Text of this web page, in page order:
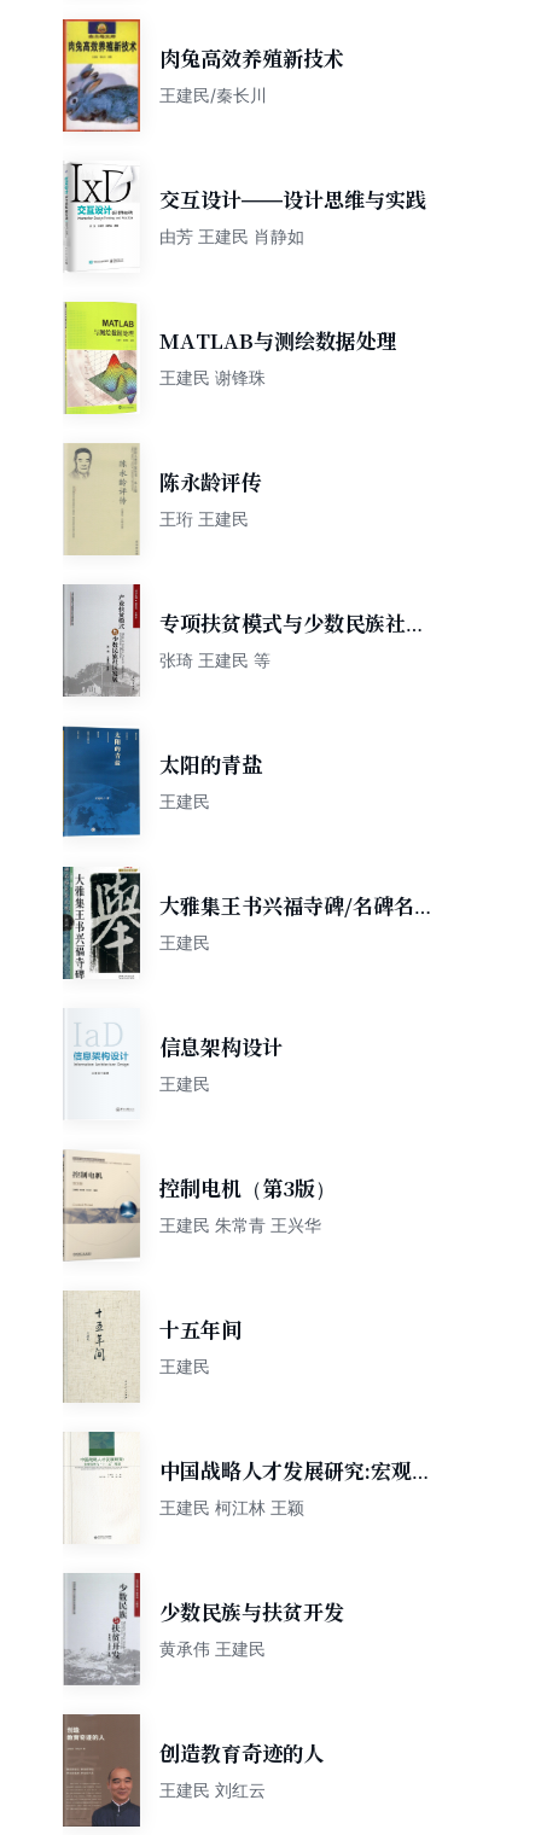
肉兔高效养殖新技术
王建民/秦长川
交互设计――设计思维与实践
由芳 王建民 肖静如
MATLAB与测绘数据处理
王建民 谢锋珠
陈永龄评传
王珩 王建民
专项扶贫模式与少数民族社区
发展研究丛书：产业扶贫模式
张琦 王建民 等
太阳的青盐
王建民
大雅集王书兴福寺碑/名碑名帖
完全大观/大家书院系列
王建民
信息架构设计
王建民
控制电机（第3版）
王建民 朱常青 王兴华
十五年间
王建民
中国战略人才发展研究:宏观管
理与“十三五”规划
王建民 柯江林 王颖
少数民族与扶贫开发
黄承伟 王建民
创造教育奇迹的人
王建民 刘红云